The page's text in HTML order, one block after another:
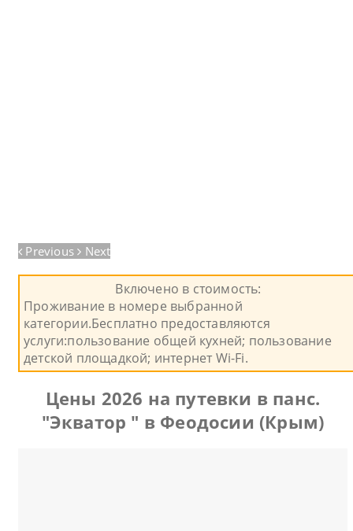
Previous Next
Включено в стоимость:
Проживание в номере выбранной
категории.Бесплатно предоставляются
услуги:пользование общей кухней; пользование
детской площадкой; интернет Wi-Fi.
Цены 2026 на путевки в панс.
"Экватор " в Феодосии (Крым)